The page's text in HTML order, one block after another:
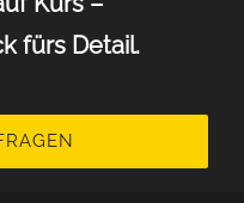
fürs Detail.